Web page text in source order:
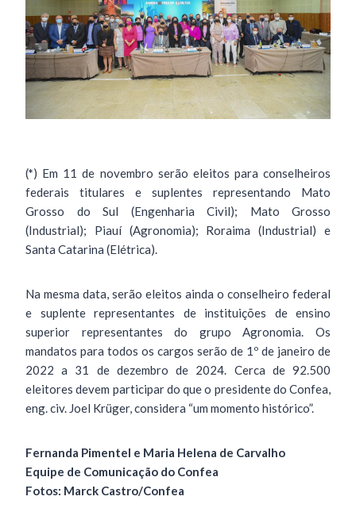
(*) Em 11 de novembro serão eleitos para conselheiros
federais titulares e suplentes representando Mato
Grosso do Sul (Engenharia Civil); Mato Grosso
(Industrial); Piauí (Agronomia); Roraima (Industrial) e
Santa Catarina (Elétrica).
Na mesma data, serão eleitos ainda o conselheiro federal
e suplente representantes de instituições de ensino
superior representantes do grupo Agronomia. Os
mandatos para todos os cargos serão de 1º de janeiro de
2022 a 31 de dezembro de 2024. Cerca de 92.500
eleitores devem participar do que o presidente do Confea,
eng. civ. Joel Krüger, considera “um momento histórico”.
Fernanda Pimentel e Maria Helena de Carvalho
Equipe de Comunicação do Confea
Fotos: Marck Castro/Confea